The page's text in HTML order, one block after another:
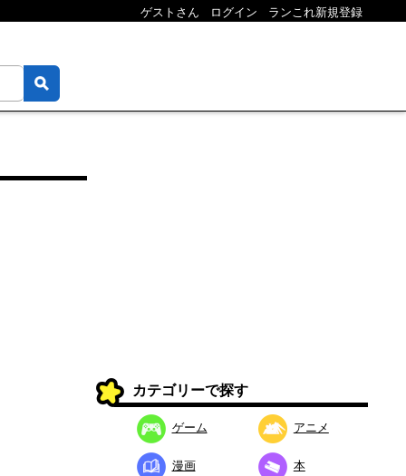
ゲストさん ログイン ランこれ新規登録
カテゴリーで探す
ゲーム アニメ
漫画 本